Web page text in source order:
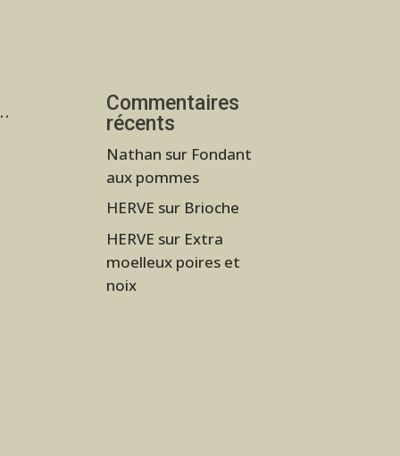
Commentaires
récents
Nathan sur Fondant
aux pommes
HERVE sur Brioche
HERVE sur Extra
moelleux poires et
noix